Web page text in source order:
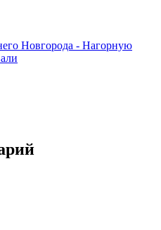
Новгорода - Нагорную